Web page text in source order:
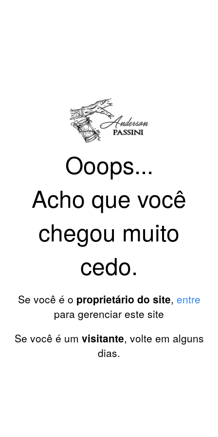
Ooops...
Acho que você
chegou muito
cedo.
Se você é o proprietário do site, entre
para gerenciar este site
Se você é um visitante, volte em alguns
dias.